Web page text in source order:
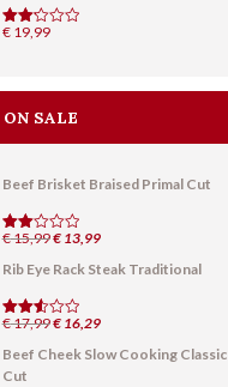
Valut
5
€19,99
ON SALE
Beef Brisket Braised Primal Cut
Valut
2.01
5
€15,99Il
originale
era:
€ 15,99.
€13,99Il
attuale
€ 13,99.
Rib Eye Rack Steak Traditional
Valutat
su 5
€17,99Il
originale
€16,29Il
attuale
Beef Cheek Slow Cooking Classic
Cut